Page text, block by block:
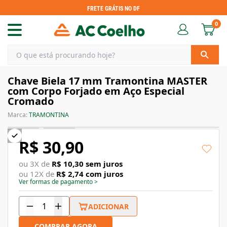
FRETE GRÁTIS NO DF
0
Chave Biela 17 mm Tramontina MASTER
com Corpo Forjado em Aço Especial
Cromado
Marca:TRAMONTINA
R$ 30,90
ou 3X de R$ 10,30 sem juros
ou 12X de R$ 2,74 com juros
Ver formas de pagamento>
ADICIONAR